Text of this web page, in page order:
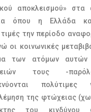
αποκλεισμού»
όπου η Ελλάδα
την περίοδο
οι κοινωνικές
των ατόμων
τους -
της φτώχειας
του κινδύνου